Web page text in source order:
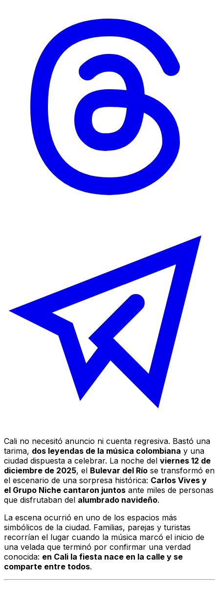
Cali no necesitó anuncio ni cuenta regresiva. Bastó una
tarima, dos leyendas de la música colombiana y una
ciudad dispuesta a celebrar. La noche del viernes 12 de
diciembre de 2025, el Bulevar del Río se transformó en
el escenario de una sorpresa histórica: Carlos Vives y
el Grupo Niche cantaron juntos ante miles de personas
que disfrutaban del alumbrado navideño.
La escena ocurrió en uno de los espacios más
simbólicos de la ciudad. Familias, parejas y turistas
recorrían el lugar cuando la música marcó el inicio de
una velada que terminó por confirmar una verdad
conocida: en Cali la fiesta nace en la calle y se
comparte entre todos.